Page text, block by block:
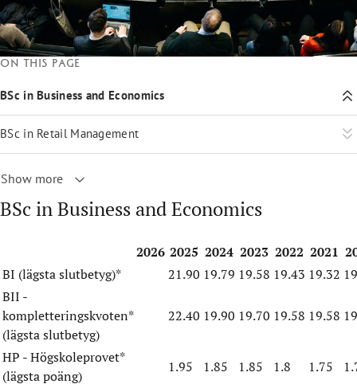
BSc in Business and Economics
2026 2025 2024 2023 2022 2021
BI (lägsta slutbetyg)*
21.90 19.79 19.58 19.43 19.32
BII -
kompletteringskvoten*
(lägsta slutbetyg)
22.40 19.90 19.70 19.58 19.58
HP - Högskoleprovet*
(lägsta poäng)
1.95 1.85 1.85 1.8 1.75
On this page
BSc in Business and Economics
BSc in Retail Management
Show more